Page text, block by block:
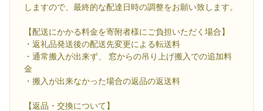
しますので、最終的な配達日時の調整をお願い致します。
【配送にかかる料金を寄附者様にご負担いただく場合】
・返礼品発送後の配送先変更による転送料
・通常搬入が出来ず、 窓からの吊り上げ搬入での追加料
金
・搬入が出来なかった場合の返品の返送料
【返品・交換について】